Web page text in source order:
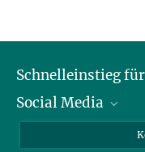
Schnelleinstieg für
Journalist*innen
Social Media